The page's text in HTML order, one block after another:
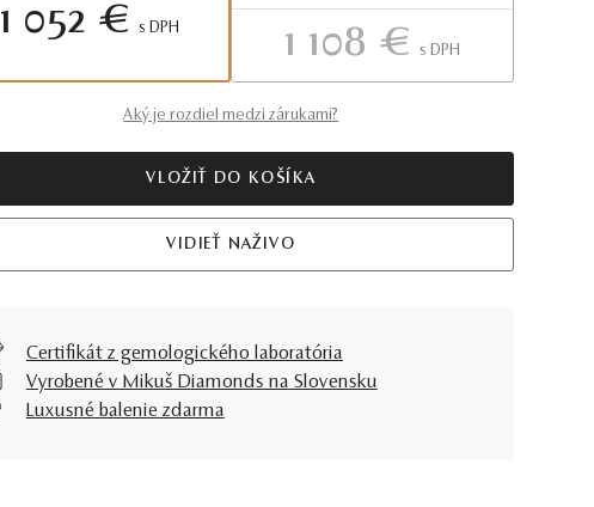
1 052 € S DPH 1 108 € S DPH
Aký je rozdiel medzi zárukami?
VLOŽIŤ DO KOŠÍKA
VIDIEŤ NAŽIVO
Certifikát z gemologického laboratória
Vyrobené v Mikuš Diamonds na Slovensku
Luxusné balenie zdarma